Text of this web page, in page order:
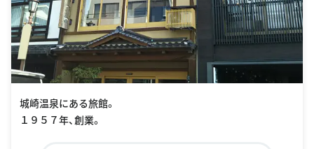
城崎温泉にある旅館。
１９５７年、創業。